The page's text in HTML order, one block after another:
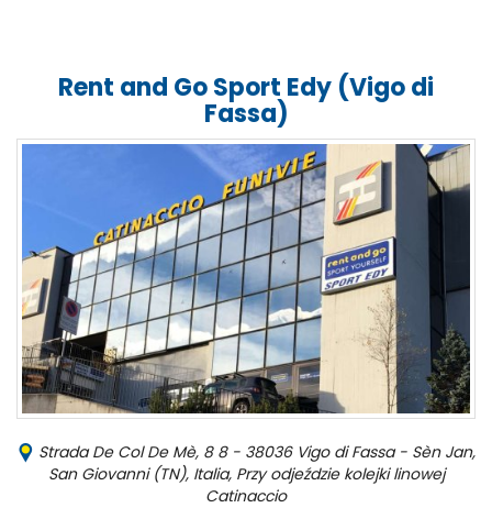
Rent and Go Sport Edy (Vigo di
Fassa)
Strada De Col De Mè, 8 8 - 38036 Vigo di Fassa - Sèn Jan,
San Giovanni (TN), Italia, Przy odjeździe kolejki linowej
Catinaccio